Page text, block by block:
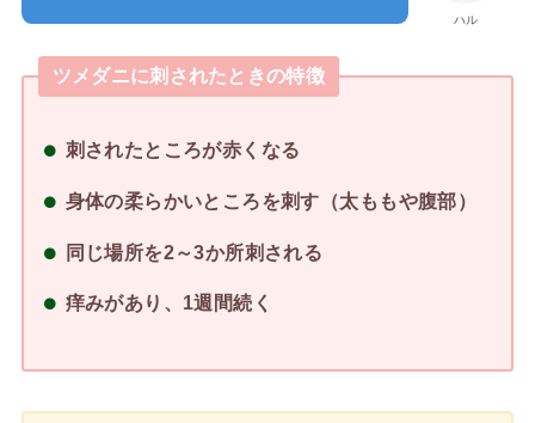
ハル
ツメダニに刺されたときの特徴
刺されたところが赤くなる
身体の柔らかいところを刺す（太ももや腹部）
同じ場所を2～3か所刺される
痒みがあり、1週間続く